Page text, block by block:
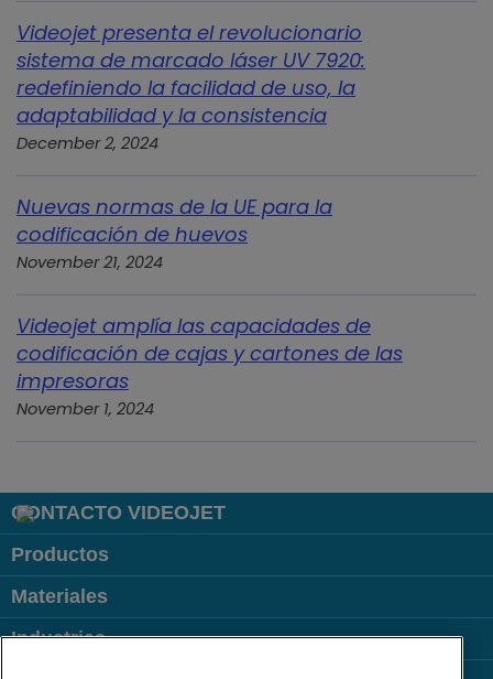
Videojet presenta el revolucionario
sistema de marcado láser UV 7920:
redefiniendo la facilidad de uso, la
adaptabilidad y la consistencia
December 2, 2024
Nuevas normas de la UE para la
codificación de huevos
November 21, 2024
Videojet amplía las capacidades de
codificación de cajas y cartones de las
impresoras
November 1, 2024
CONTACTO VIDEOJET
Productos
Materiales
Industrias